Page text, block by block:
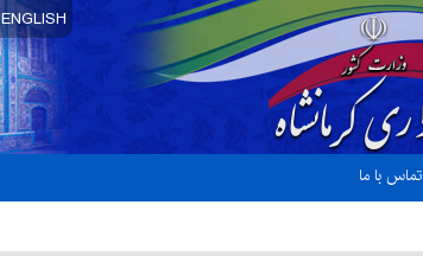
تماس با ما
ENGLISH